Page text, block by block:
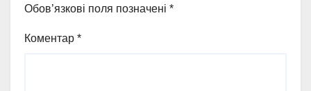
Обов’язкові поля позначені *
Коментар *